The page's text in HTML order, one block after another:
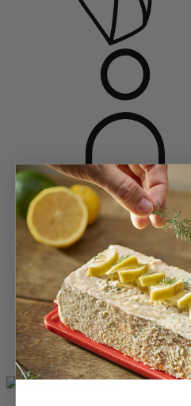
Accueil
Moulins café
Moulins à café
Nostalgie